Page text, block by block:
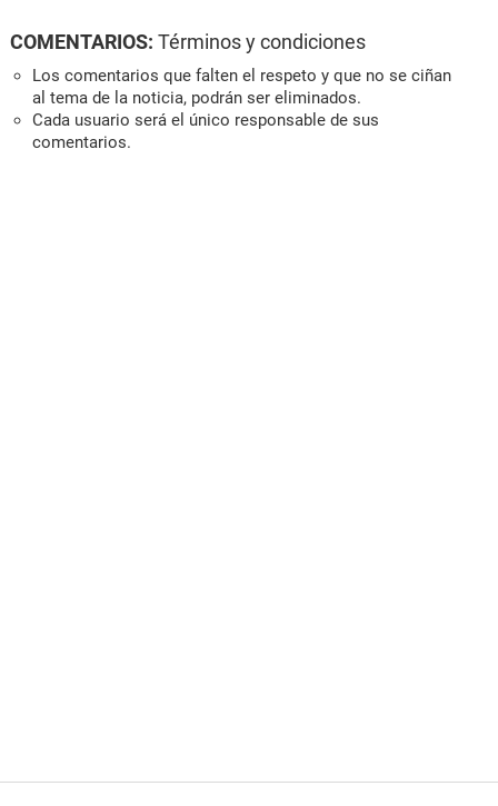
COMENTARIOS: Términos y condiciones
Los comentarios que falten el respeto y que no se ciñan
al tema de la noticia, podrán ser eliminados.
Cada usuario será el único responsable de sus
comentarios.